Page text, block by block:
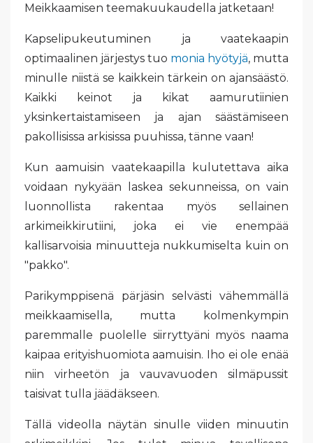
Meikkaamisen teemakuukaudella jatketaan!
Kapselipukeutuminen ja vaatekaapin
optimaalinen järjestys tuo monia hyötyjä, mutta
minulle niistä se kaikkein tärkein on ajansäästö.
Kaikki keinot ja kikat aamurutiinien
yksinkertaistamiseen ja ajan säästämiseen
pakollisissa arkisissa puuhissa, tänne vaan!
Kun aamuisin vaatekaapilla kulutettava aika
voidaan nykyään laskea sekunneissa, on vain
luonnollista rakentaa myös sellainen
arkimeikkirutiini, joka ei vie enempää
kallisarvoisia minuutteja nukkumiselta kuin on
"pakko".
Parikymppisenä pärjäsin selvästi vähemmällä
meikkaamisella, mutta kolmenkympin
paremmalle puolelle siirryttyäni myös naama
kaipaa erityishuomiota aamuisin. Iho ei ole enää
niin virheetön ja vauvavuoden silmäpussit
taisivat tulla jäädäkseen.
Tällä videolla näytän sinulle viiden minuutin